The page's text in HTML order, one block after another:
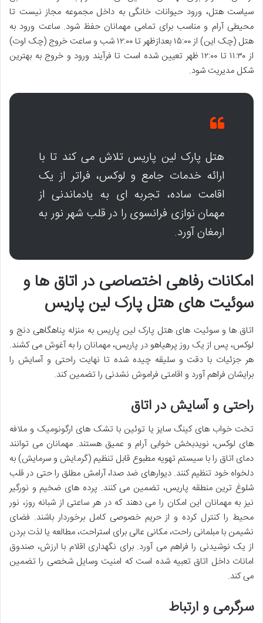
سیاست هتل، ورود حیوانات خانگی به داخل مجموعه مجاز نیست تا
محیطی آرام و مناسب برای تمامی مهمانان حفظ شود. ساعت ورود به
هتل (چک این) از ۱۵:۰۰ بعدازظهر تا ۱۲:۰۰ شب و ساعت خروج (چک اوت)
از ۱۱:۳۰ تا ۱۲:۰۰ ظهر تعیین شده است تا فرآیند ورود و خروج به بهترین
شکل مدیریت شود.
هتل پارک لین پاریس تلاش می کند تا با
ارائه خدمات جامع و لوکس، فراتر از یک
اقامت ساده، تجربه ای به یادماندنی از
مهمان نوازی فرانسوی را در قلب شهر نور به
ارمغان آورد.
امکانات رفاهی اختصاصی در اتاق ها و
سوئیت های هتل پارک لین پاریس
اتاق ها و سوئیت های هتل پارک لین پاریس به منزله پناهگاهی دنج و
لوکس، پس از یک روز پرهیاهو در پاریس، مهمانان را به آغوش می کشند.
هر جزئیات با دقت و سلیقه چیده شده تا نهایت راحتی و آسایش را
برایشان فراهم آورد و اقامتی فراموش نشدنی را تضمین کند.
راحتی و آسایش در اتاق
تخت خواب های کینگ سایز یا توئین با تشک های ارگونومیک و ملافه
های لوکس، نویدبخش خوابی آرام و عمیق هستند. مهمانان می توانند
دمای اتاق را با سیستم تهویه مطبوع قابل تنظیم (گرمایش و سرمایش) به
دلخواه خود تنظیم کنند. دیوارهای ضد صدا، آرامش مطلق را حتی در قلب
شلوغ ترین منطقه پاریس، تضمین می کنند. پرده های ضخیم و نورگیر
نیز به مهمانان این امکان را می دهند که در هر ساعتی از شبانه روز، نور
محیط را کنترل کرده و از حریم خصوصی کامل برخوردار باشند. فضای
نشیمن با مبلمانی راحت، مکانی عالی برای استراحت، مطالعه یا لذت بردن
از یک نوشیدنی را فراهم می آورد. برای نگهداری اقلام با ارزش، صندوق
امانات داخل اتاق تعبیه شده است که امنیت وسایل شخصی را تضمین
می کند.
سرگرمی و ارتباط